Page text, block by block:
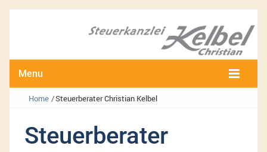
Menu
Home /Steuerberater Christian Kelbel
Steuerberater